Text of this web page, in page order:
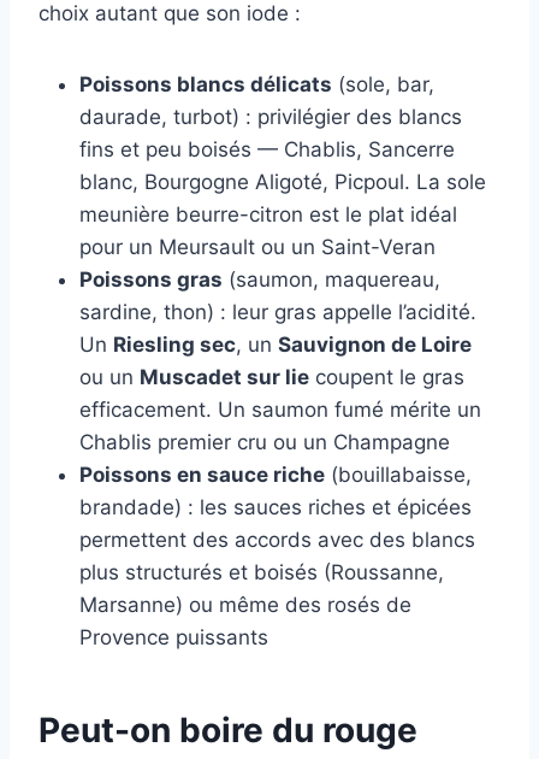
choix autant que son iode :
Poissons blancs délicats (sole, bar,
daurade, turbot) : privilégier des blancs
fins et peu boisés — Chablis, Sancerre
blanc, Bourgogne Aligoté, Picpoul. La sole
meunière beurre-citron est le plat idéal
pour un Meursault ou un Saint-Veran
Poissons gras (saumon, maquereau,
sardine, thon) : leur gras appelle l’acidité.
Un Riesling sec, un Sauvignon de Loire
ou un Muscadet sur lie coupent le gras
efficacement. Un saumon fumé mérite un
Chablis premier cru ou un Champagne
Poissons en sauce riche (bouillabaisse,
brandade) : les sauces riches et épicées
permettent des accords avec des blancs
plus structurés et boisés (Roussanne,
Marsanne) ou même des rosés de
Provence puissants
Peut-on boire du rouge